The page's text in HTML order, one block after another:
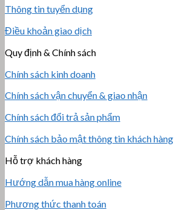
Thông tin tuyển dụng
Điều khoản giao dịch
Quy định & Chính sách
Chính sách kinh doanh
Chính sách vận chuyển & giao nhận
Chính sách đổi trả sản phẩm
Chính sách bảo mật thông tin khách hàng
Hỗ trợ khách hàng
Hướng dẫn mua hàng online
Phương thức thanh toán